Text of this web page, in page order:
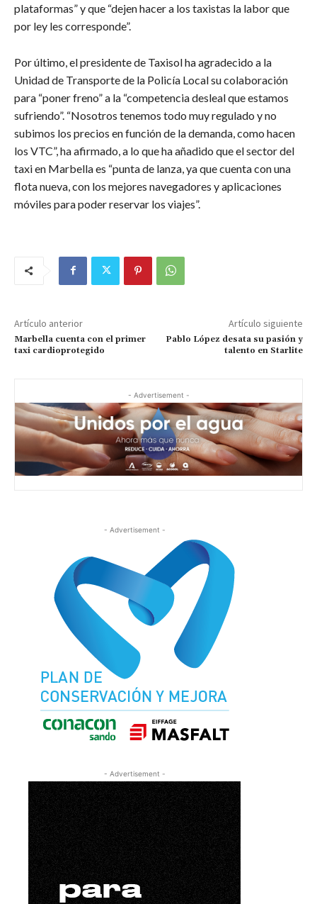
plataformas” y que “dejen hacer a los taxistas la labor que
por ley les corresponde”.
Por último, el presidente de Taxisol ha agradecido a la
Unidad de Transporte de la Policía Local su colaboración
para “poner freno” a la “competencia desleal que estamos
sufriendo”. “Nosotros tenemos todo muy regulado y no
subimos los precios en función de la demanda, como hacen
los VTC”, ha afirmado, a lo que ha añadido que el sector del
taxi en Marbella es “punta de lanza, ya que cuenta con una
flota nueva, con los mejores navegadores y aplicaciones
móviles para poder reservar los viajes”.
Artículo anterior
Marbella cuenta con el primer
taxi cardioprotegido
Artículo siguiente
Pablo López desata su pasión y
talento en Starlite
- Advertisement -
- Advertisement -
- Advertisement -